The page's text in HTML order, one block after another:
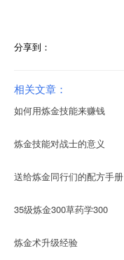
分享到：
相关文章：
如何用炼金技能来赚钱
炼金技能对战士的意义
送给炼金同行们的配方手册
35级炼金300草药学300
炼金术升级经验